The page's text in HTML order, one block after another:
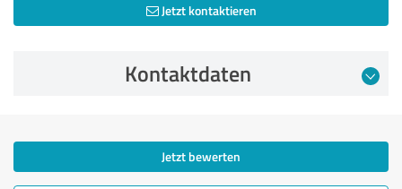
Jetzt kontaktieren
Kontaktdaten
Jetzt bewerten